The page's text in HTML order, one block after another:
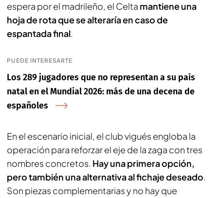
espera por el madrileño, el Celta mantiene una
hoja de rota que se alteraría en caso de
espantada final.
PUEDE INTERESARTE
Los 289 jugadores que no representan a su país
natal en el Mundial 2026: más de una decena de
españoles
En el escenario inicial, el club vigués engloba la
operación para reforzar el eje de la zaga con tres
nombres concretos. Hay una primera opción,
pero también una alternativa al fichaje deseado.
Son piezas complementarias y no hay que